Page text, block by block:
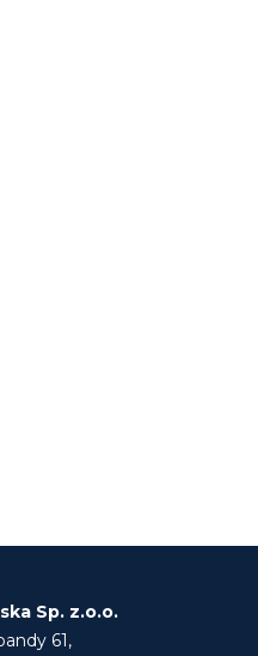
Sp. z.o.o.
61,